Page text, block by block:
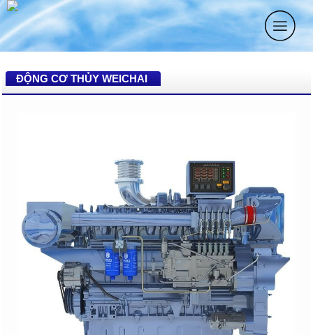
ĐỘNG CƠ THỦY WEICHAI